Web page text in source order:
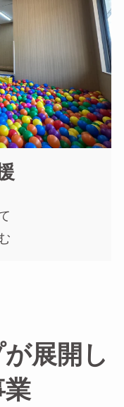
展開し